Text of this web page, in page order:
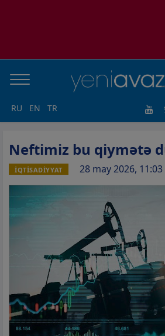
RU EN TR
Neftimiz bu qiymətə
İQTİSADİYYAT 28 may 2026, 11:03